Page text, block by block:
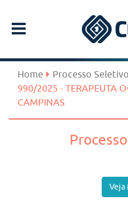
Home Processo Seletivo
990/2025 - TERAPEUTA
CAMPINAS
Veja